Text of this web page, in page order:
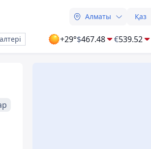
Алматы Қаз
+29°$467.48 €539.52